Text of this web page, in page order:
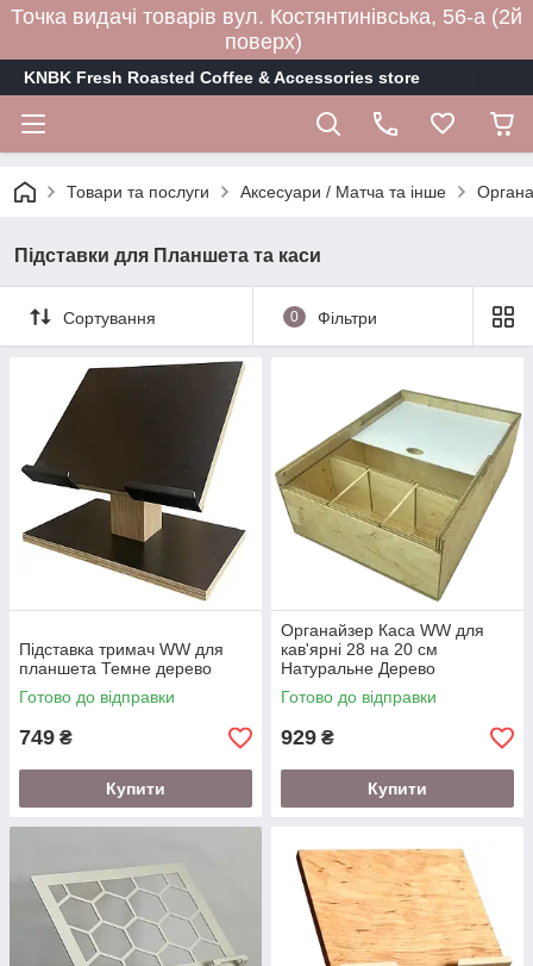
Точка видачі товарів вул. Костянтинівська, 56-а (2й
поверх)
KNBK Fresh Roasted Coffee & Accessories store
Товари та послуги Аксесуари / Матча та інше
Підставки для Планшета та каси
Сортування 0 Фільтри
Підставка тримач WW для
планшета Темне дерево
Готово до відправки
749 ₴
Купити
Органайзер Каса WW для
кав'ярні 28 на 20 см
Натуральне Дерево
Готово до відправки
929 ₴
Купити